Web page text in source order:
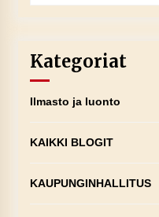
Kategoriat
Ilmasto ja luonto
KAIKKI BLOGIT
KAUPUNGINHALLITUS